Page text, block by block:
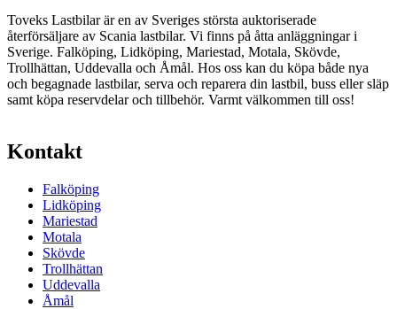
Toveks Lastbilar är en av Sveriges största auktoriserade
återförsäljare av Scania lastbilar. Vi finns på åtta anläggningar i
Sverige. Falköping, Lidköping, Mariestad, Motala, Skövde,
Trollhättan, Uddevalla och Åmål. Hos oss kan du köpa både nya
och begagnade lastbilar, serva och reparera din lastbil, buss eller släp
samt köpa reservdelar och tillbehör. Varmt välkommen till oss!
Kontakt
Falköping
Lidköping
Mariestad
Motala
Skövde
Trollhättan
Uddevalla
Åmål